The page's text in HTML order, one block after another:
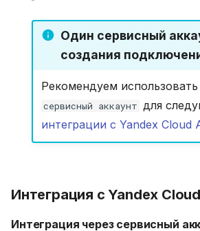
Один сервисный
создания
Рекомендуем
сервисный аккаунт для
интеграции с Yandex Cloud
Интеграция с Yandex
Интеграция через сервисный